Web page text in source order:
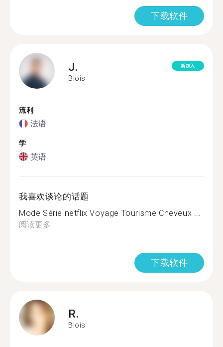
下载软件
J.
Blois
新加入
流利
法语
学
英语
我喜欢谈论的话题
Mode Série netflix Voyage Tourisme Cheveux ...
阅读更多
下载软件
R.
Blois